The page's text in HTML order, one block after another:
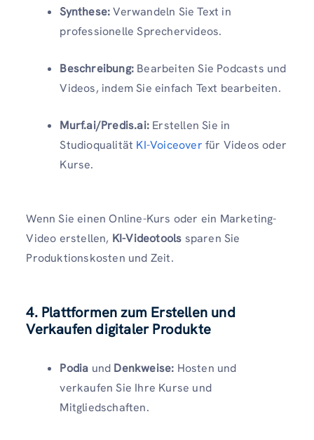
Synthese:Verwandeln Sie Text in
professionelle Sprechervideos.
Beschreibung: Bearbeiten Sie Podcasts und
Videos, indem Sie einfach Text bearbeiten.
Murf.ai/Predis.ai: Erstellen Sie in
Studioqualität KI-Voiceover für Videos oder
Kurse.
Wenn Sie einen Online-Kurs oder ein Marketing-
Video erstellen, KI-Videotools sparen Sie
Produktionskosten und Zeit.
4. Plattformen zum Erstellen und
Verkaufen digitaler Produkte
Podia und Denkweise: Hosten und
verkaufen Sie Ihre Kurse und
Mitgliedschaften.